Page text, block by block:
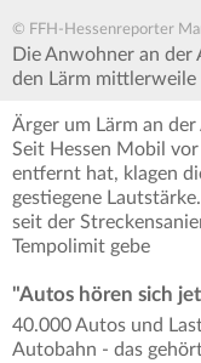
© FFH-Hessenreporter
Die Anwohner an der
den Lärm
Ärger um Lärm an
Seit Hessen Mobil
entfernt hat, klagen
gestiegene
seit der
Tempolimit gebe
"Autos hören sich
40.000 Autos und
Autobahn - das